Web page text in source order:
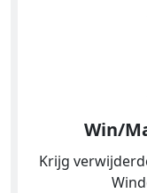
Win/
Krijg